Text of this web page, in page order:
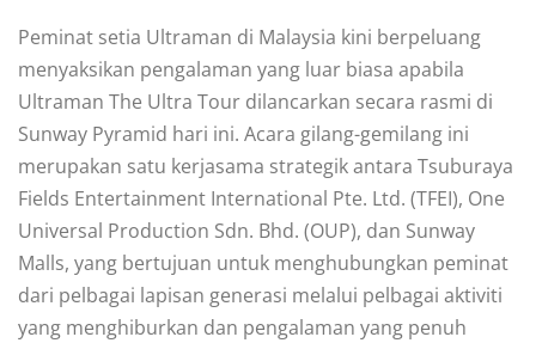
Peminat setia Ultraman di Malaysia kini berpeluang
menyaksikan pengalaman yang luar biasa apabila
Ultraman The Ultra Tour dilancarkan secara rasmi di
Sunway Pyramid hari ini. Acara gilang-gemilang ini
merupakan satu kerjasama strategik antara Tsuburaya
Fields Entertainment International Pte. Ltd. (TFEI), One
Universal Production Sdn. Bhd. (OUP), dan Sunway
Malls, yang bertujuan untuk menghubungkan peminat
dari pelbagai lapisan generasi melalui pelbagai aktiviti
yang menghiburkan dan pengalaman yang penuh